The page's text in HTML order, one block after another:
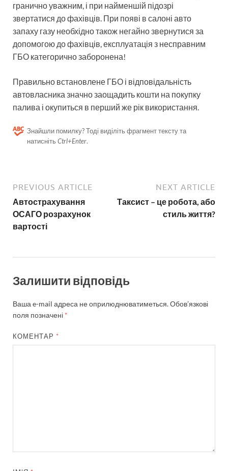
гранично уважним, і при найменшій підозрі
звертатися до фахівців. При появі в салоні авто
запаху газу необхідно також негайно звернутися за
допомогою до фахівців, експлуатація з несправним
ГБО категорично заборонена!
Правильно встановлене ГБО і відповідальність
автовласника значно заощадить кошти на покупку
палива і окупиться в перший же рік використання.
Знайшли помилку? Тоді виділіть фрагмент тексту та
натисніть Ctrl+Enter.
PREVIOUS ARTICLE
Автострахування
ОСАГО розрахунок
вартості
NEXT ARTICLE
Таксист – це робота, або
стиль життя?
Залишити відповідь
Ваша e-mail адреса не оприлюднюватиметься.Обов’язкові
поля позначені *
КОМЕНТАР *